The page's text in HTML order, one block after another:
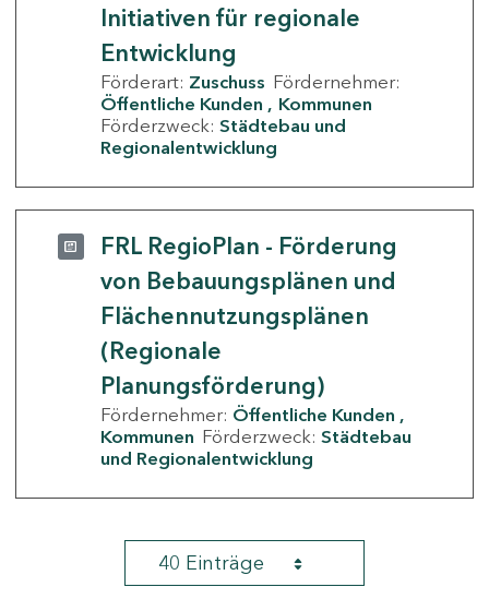
Initiativen für regionale
Entwicklung
Förderart: Zuschuss Fördernehmer:
Öffentliche Kunden
Kommunen
Förderzweck: Städtebau und
Regionalentwicklung
FRL RegioPlan - Förderung
von Bebauungsplänen und
Flächennutzungsplänen
(Regionale
Planungsförderung)
Fördernehmer: Öffentliche Kunden
Kommunen Förderzweck: Städtebau
und Regionalentwicklung
40 Einträge